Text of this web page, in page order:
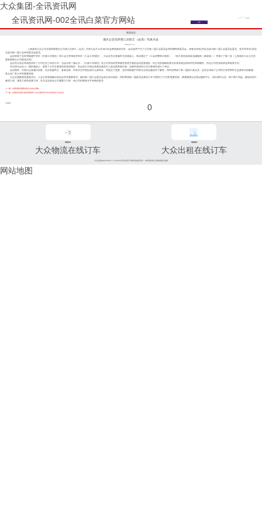
大众集团-全讯资讯网
全讯资讯网-002全讯白菜官方网站
集团动态
浦大公交召开第三次职工（会员）代表大会
2003-11-17
上海浦东大众公共交通有限责任公司第三次职工（会员）代表大会于11月16日在金桥镇政府召开，会议选举产生了公司第二届工会委员会和经费审查委员会。张春光等9位同志当选为新一届工会委员会委员，张月琴等3位同志
当选为新一届工会经审委员会委员。
会议听取了总经理陈建中所作《行政工作报告》和工会主席张桂芳所作《工会工作报告》，大会在充分发扬民主的基础上，审议通过了《工会经费审计报告》、《职工奖惩条例及实施细则（修改稿）》并签订了新一轮《上海浦东大众公共交
通有限责任公司集体合同》。
会议充分肯定和高度评价了公司过去三年的工作，与会代表一致认为，《行政工作报告》在公司开拓经营和规范管理方面的总结是客观的，对公司的战略发展分析具有相当的科学性和前瞻性，符合公司的实际情况和发展方向。
本次职代会在上一届的基础上，听取了公司主要领导的述职报告，到会职工代表以高度负责的主人翁态度和责任感，实事求是地对公司主要领导进行了评议。
会议期间，代表们认真履行职责，充分发扬民主，参政议政，对有关文件报告进行认真审议，并提交了提案，总经理陈建中对部分合理化建议作了解答，同时还聘请了新一届职工参议员，这充分体现了公司民主管理和民主监督形式的畅通，
是企业厂务公开的重要体现。
大众交通集团党委副书记、工会主席袁丽敏出席会议并作重要讲话。她对新一届工会委员会成立表示祝贺，同时希望新一届委员会要深入学习贯彻“三个代表”重要思想，紧紧围绕企业营运服务中心，突出维护企业、职工两个利益，建设好职工
素质工程、满意工程和品牌工程，扎扎实实深化公司凝聚力工程，使公司的整体水平有新的提升。
上一篇：交通局领导视察崇明大众站点设施
下一篇：注重安全质量 提高管理效率 大众百通召开2003年度安全工作会议
分享到： 0
96811
大众物流在线订车
96822
大众出租在线订车
大众交通(www.96822.com)002全讯白菜官方网站的版权所有，未经授权禁止复制或建立镜像
网站地图